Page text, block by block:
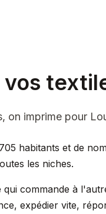
on imprime pour
habitants et de
les niches.
commande à
expédier vite,